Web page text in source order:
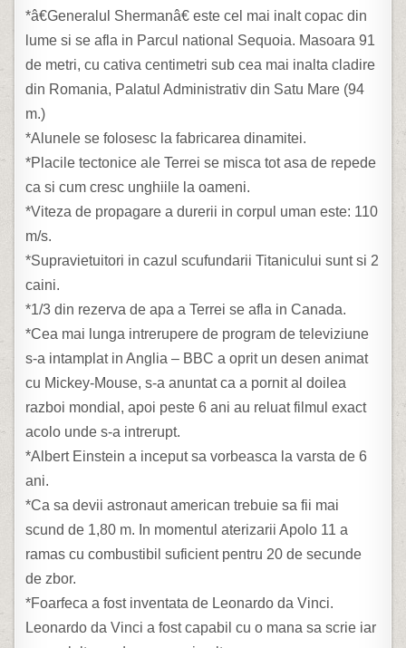
*â€Generalul Shermanâ€ este cel mai inalt copac din
lume si se afla in Parcul national Sequoia. Masoara 91
de metri, cu cativa centimetri sub cea mai inalta cladire
din Romania, Palatul Administrativ din Satu Mare (94
m.)
*Alunele se folosesc la fabricarea dinamitei.
*Placile tectonice ale Terrei se misca tot asa de repede
ca si cum cresc unghiile la oameni.
*Viteza de propagare a durerii in corpul uman este: 110
m/s.
*Supravietuitori in cazul scufundarii Titanicului sunt si 2
caini.
*1/3 din rezerva de apa a Terrei se afla in Canada.
*Cea mai lunga intrerupere de program de televiziune
s-a intamplat in Anglia – BBC a oprit un desen animat
cu Mickey-Mouse, s-a anuntat ca a pornit al doilea
razboi mondial, apoi peste 6 ani au reluat filmul exact
acolo unde s-a intrerupt.
*Albert Einstein a inceput sa vorbeasca la varsta de 6
ani.
*Ca sa devii astronaut american trebuie sa fii mai
scund de 1,80 m. In momentul aterizarii Apolo 11 a
ramas cu combustibil suficient pentru 20 de secunde
de zbor.
*Foarfeca a fost inventata de Leonardo da Vinci.
Leonardo da Vinci a fost capabil cu o mana sa scrie iar